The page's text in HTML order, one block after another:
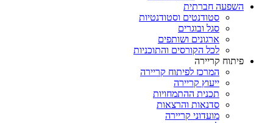
השפעה חברתית
סטודנטים וסטודנטיות
סגל ובוגרים
ארגונים ושותפים
לכל הקורסים והתוכניות
פיתוח קריירה
המרכז לפיתוח קריירה
ייעוץ קריירה
תכנית ההתמחויות
סדנאות והרצאות
מועדוני קריירה